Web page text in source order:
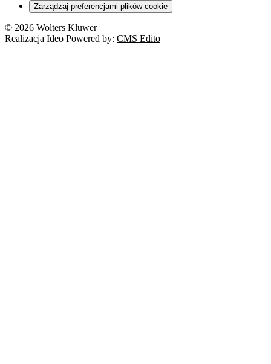
Zarządzaj preferencjami plików cookie
© 2026 Wolters Kluwer
Realizacja Ideo Powered by: CMS Edito